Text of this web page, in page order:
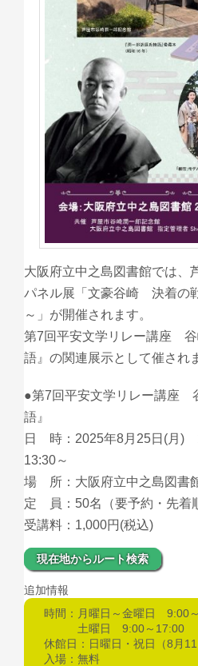
大阪府立中之島図書館では、
パネル展「文豪谷崎 決着の
～」が開催されます。
第7回平安文学リレー講座 谷
語』の関連展示として催され
●第7回平安文学リレー講座
語』
日 時：2025年8月25日(月)
13:30～
場 所：大阪府立中之島図書
定 員：50名（要予約・先着
受講料：1,000円(税込)
現在地からルート検索
追加情報
時間：月曜日～金曜日 9:00
土曜日 9:00～17:00
休館日：日曜日・祝日（8月11
入場：無料